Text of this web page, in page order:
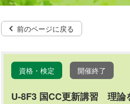
前のページに戻る
資格・検定 開催終了
U-8F3 国CC更新講習 理論